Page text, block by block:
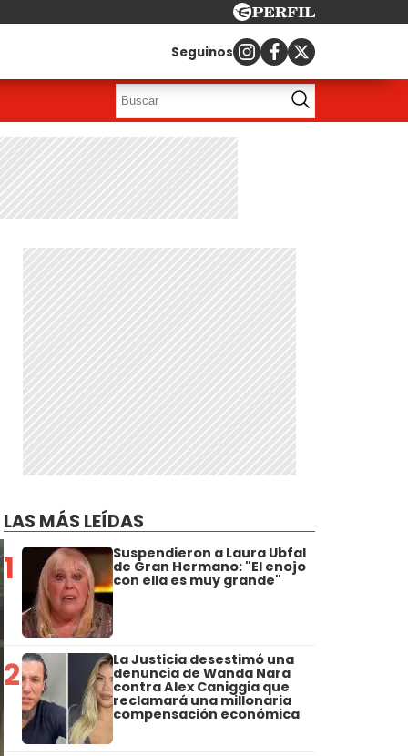
Seguinos
LAS MÁS LEÍDAS
1 Suspendieron a Laura Ubfal
de Gran Hermano: "El enojo
con ella es muy grande"
2 La Justicia desestimó una
denuncia de Wanda Nara
contra Alex Caniggia que
reclamará una millonaria
compensación económica